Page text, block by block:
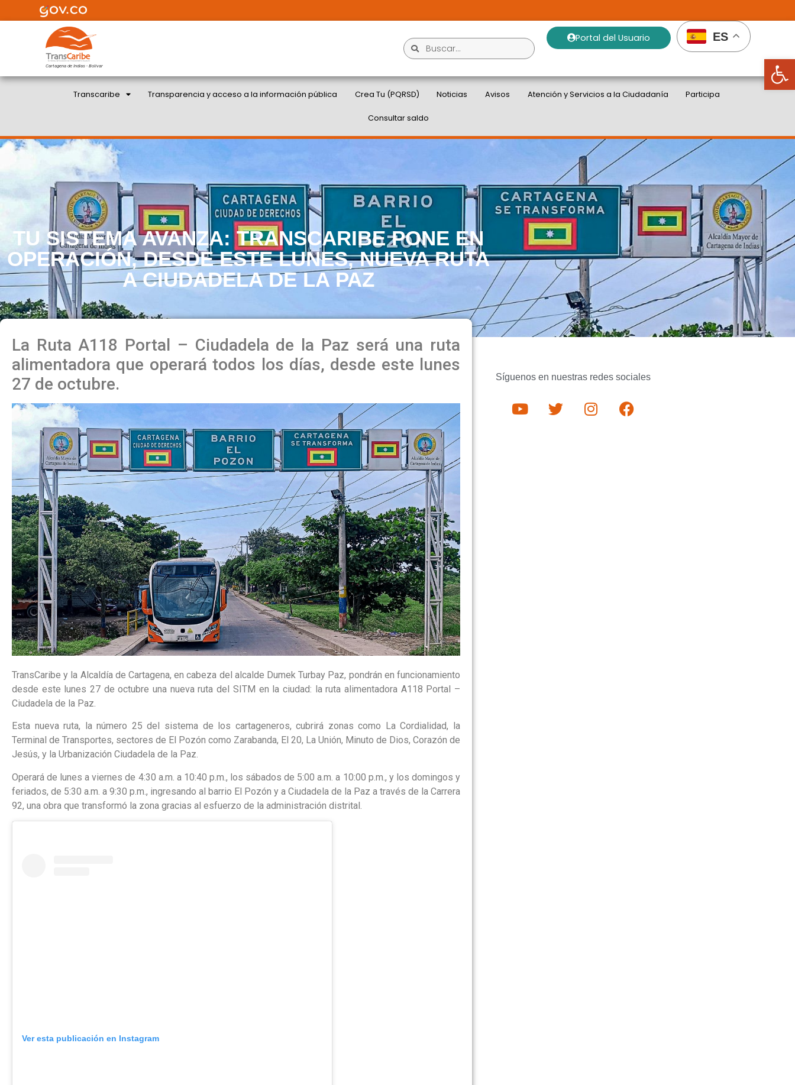
Abrir
Cartagena de Indias - Bolivar
Portal del Usuario ES
Transcaribe Transparencia y acceso a la información pública Crea Tu (PQRSD) Noticias Avisos Atención y Servicios a la Ciudadanía Participa
Consultar saldo
TU SISTEMA AVANZA: TRANSCARIBE PONE EN
OPERACIÓN, DESDE ESTE LUNES, NUEVA RUTA
A CIUDADELA DE LA PAZ
La Ruta A118 Portal – Ciudadela de la Paz será una ruta
alimentadora que operará todos los días, desde este lunes
27 de octubre.
TransCaribe y la Alcaldía de Cartagena, en cabeza del alcalde Dumek Turbay Paz, pondrán en funcionamiento
desde este lunes 27 de octubre una nueva ruta del SITM en la ciudad: la ruta alimentadora A118 Portal –
Ciudadela de la Paz.
Esta nueva ruta, la número 25 del sistema de los cartageneros, cubrirá zonas como La Cordialidad, la
Terminal de Transportes, sectores de El Pozón como Zarabanda, El 20, La Unión, Minuto de Dios, Corazón de
Jesús, y la Urbanización Ciudadela de la Paz.
Operará de lunes a viernes de 4:30 a.m. a 10:40 p.m., los sábados de 5:00 a.m. a 10:00 p.m., y los domingos y
feriados, de 5:30 a.m. a 9:30 p.m., ingresando al barrio El Pozón y a Ciudadela de la Paz a través de la Carrera
92, una obra que transformó la zona gracias al esfuerzo de la administración distrital.
Ver esta publicación en Instagram
Síguenos en nuestras redes sociales